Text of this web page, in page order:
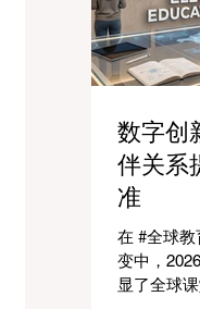
培养和科
今年，全
惊人的7.7
万所学校
石。然而
适应紧密
论坛的中
球教育与
了将学术
接的可行
要焦点是
及率。代
数字创
伴关系
准
在 #全球教
变中，
显了全球